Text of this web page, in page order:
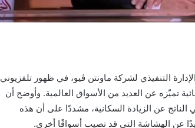
التنفيذي لشركة ماونتن ڤيو، في ظهور تلفزيوني
تميّزه عن العديد من الأسواق العالمية. وأوضح أن
عن الزيادة السكانية، مشددًا على أن هذه
عن الهشاشة التي قد تصيب أسواقًا أخرى.